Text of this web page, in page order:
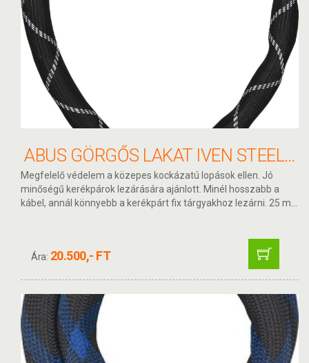
ABUS GÖRGŐS LAKAT IVEN STEEL-O-FLEX 8200/85
Megfelelő védelem a közepes kockázatú lopások ellen. Jó
minőségű kerékpárok lezárására ajánlott. Minél hosszabb a
kábel, annál könnyebb a kerékpárt fix tárgyakhoz lezárni. 25 m...
Ára: 20.500,- FT